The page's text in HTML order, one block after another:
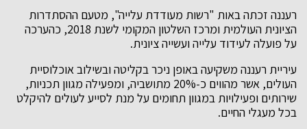
רעננה זכתה באות "רשות מעודדת עלייה", מטעם ההסתדרות
הציונית העולמית ומרכז השלטון המקומי לשנת 2018, כהערכה
על פועלה לעידוד עלייה ועשייה ציונית.
עיריית רעננה משקיעה באופן ניכר בקליטה ובשילוב אוכלוסיית
העולים, אשר מהווים כ-20% מתושביה, ומפעילה מגוון תכניות,
שירותים ופעילויות במגוון תחומים על מנת לסייע לעולים להיקלט
בכל מעגלי החיים.